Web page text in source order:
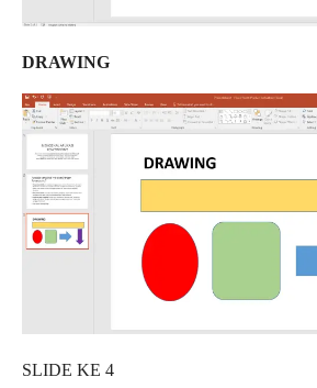
DRAWING
SLIDE KE 4